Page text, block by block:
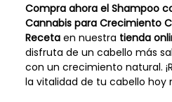
Compra ahora el Shampoo
Cannabis para Crecimiento
Recetaen nuestra tienda
disfruta de un cabello más
con un crecimiento natural.
la vitalidad de tu cabello hoy